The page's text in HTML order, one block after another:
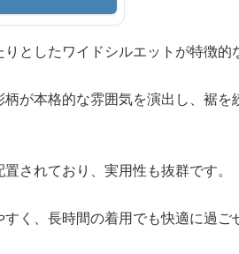
としたワイドシルエットが特徴的
が本格的な雰囲気を演出し、裾を
されており、実用性も抜群です。
く、長時間の着用でも快適に過ご